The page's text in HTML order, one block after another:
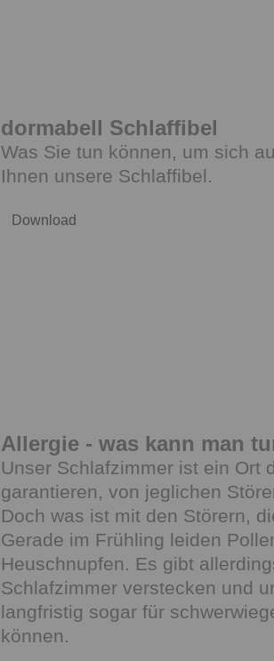
dormabell Schlaffibel
Was Sie tun können, um sich
Ihnen unsere Schlaffibel.
Download
Allergie - was kann man
Unser Schlafzimmer ist ein Ort
garantieren, von jeglichen
Doch was ist mit den Störern,
Gerade im Frühling leiden
Heuschnupfen. Es gibt
Schlafzimmer verstecken und
langfristig sogar für
können.